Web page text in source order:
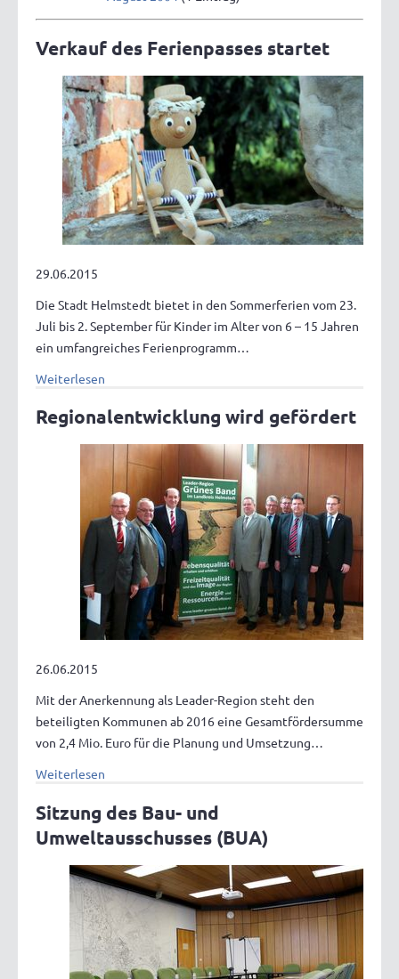
Verkauf des Ferienpasses startet
29.06.2015
Die Stadt Helmstedt bietet in den Sommerferien vom 23.
Juli bis 2. September für Kinder im Alter von 6 – 15 Jahren
ein umfangreiches Ferienprogramm…
Weiterlesen
Regionalentwicklung wird gefördert
26.06.2015
Mit der Anerkennung als Leader-Region steht den
beteiligten Kommunen ab 2016 eine Gesamtfördersumme
von 2,4 Mio. Euro für die Planung und Umsetzung…
Weiterlesen
Sitzung des Bau- und
Umweltausschusses (BUA)